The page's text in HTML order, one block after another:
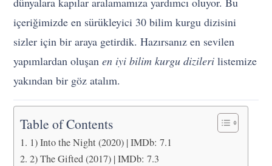
içeriğimizde en sürükleyici 30 bilim kurgu dizisini
sizler için bir araya getirdik. Hazırsanız en sevilen
yapımlardan oluşanen iyi bilim kurgu dizileri listemize
yakından bir göz atalım.
Table of Contents
1) Into the Night (2020) | IMDb: 7.1
2) The Gifted (2017) | IMDb: 7.3